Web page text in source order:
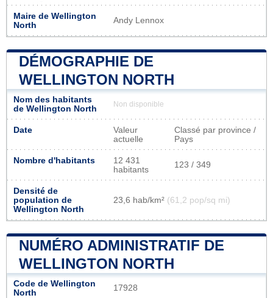
Maire de Wellington
North
Andy Lennox
DÉMOGRAPHIE DE
WELLINGTON NORTH
Nom des habitants
de Wellington North
Non disponible
Date
Valeur
actuelle
Classé par province /
Pays
Nombre d'habitants
12 431
habitants
123 / 349
Densité de
population de
Wellington North
23,6 hab/km² (61,2 pop/sq mi)
NUMÉRO ADMINISTRATIF DE
WELLINGTON NORTH
Code de Wellington
North
17928